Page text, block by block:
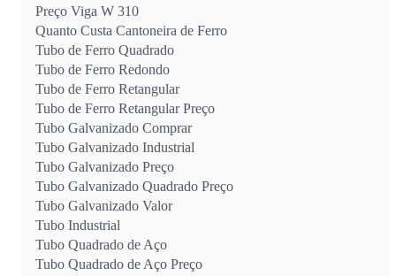
Preço Viga W 310
Quanto Custa Cantoneira de Ferro
Tubo de Ferro Quadrado
Tubo de Ferro Redondo
Tubo de Ferro Retangular
Tubo de Ferro Retangular Preço
Tubo Galvanizado Comprar
Tubo Galvanizado Industrial
Tubo Galvanizado Preço
Tubo Galvanizado Quadrado Preço
Tubo Galvanizado Valor
Tubo Industrial
Tubo Quadrado de Aço
Tubo Quadrado de Aço Preço